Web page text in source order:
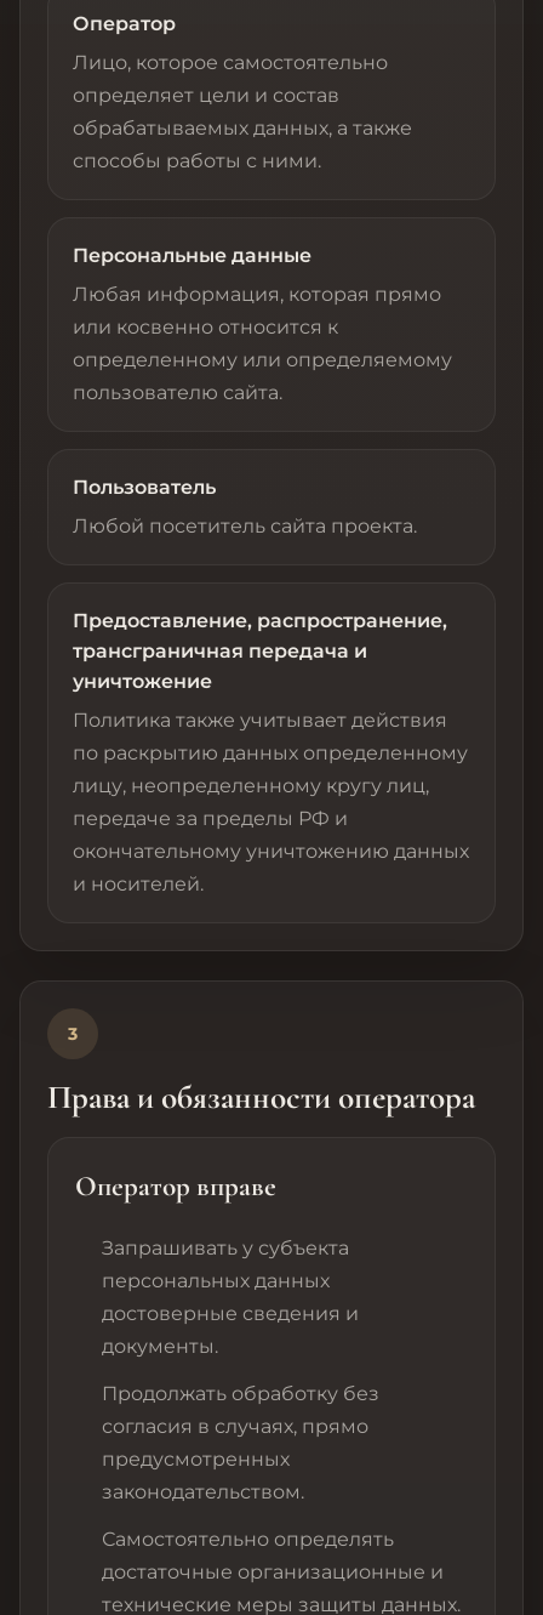
Оператор
Лицо, которое самостоятельно
определяет цели и состав
обрабатываемых данных, а также
способы работы с ними.
Персональные данные
Любая информация, которая прямо
или косвенно относится к
определенному или определяемому
пользователю сайта.
Пользователь
Любой посетитель сайта проекта.
Предоставление, распространение,
трансграничная передача и
уничтожение
Политика также учитывает действия
по раскрытию данных определенному
лицу, неопределенному кругу лиц,
передаче за пределы РФ и
окончательному уничтожению данных
и носителей.
3
Права и обязанности оператора
Оператор вправе
Запрашивать у субъекта
персональных данных
достоверные сведения и
документы.
Продолжать обработку без
согласия в случаях, прямо
предусмотренных
законодательством.
Самостоятельно определять
достаточные организационные и
технические меры защиты данных.